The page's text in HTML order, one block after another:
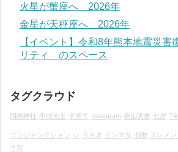
火星が蟹座へ 2026年
金星が天秤座へ 2026年
【イベント】令和8年熊本地震災
リティ のスペース
タグクラウド
岡崎神社 牛頭天王 子育て Instagram 泰山夫君 七夕
コンジャンクション シ うさぎ インスタ 旧暦 エレメン
平等